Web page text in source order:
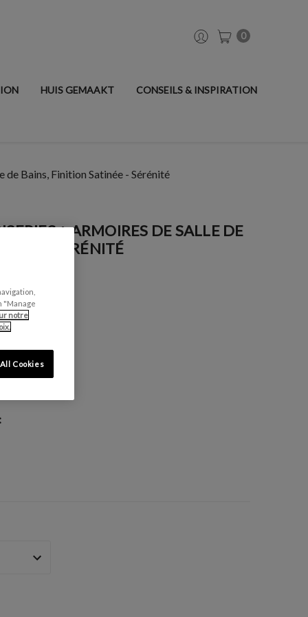
0
HUIS GEMAAKT CONSEILS & INSPIRATION
Bains, Finition Satinée - Sérénité
+ ARMOIRES DE SALLE DE
- SÉRÉNITÉ
"Manage
notre
Cookies